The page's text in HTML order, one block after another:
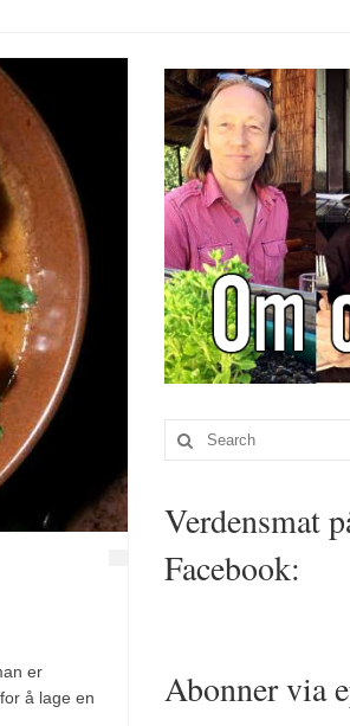
er
å lage en
Search
for:
Verdensmat
Facebook:
Abonner via